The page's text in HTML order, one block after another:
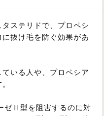
ステリドで、プロペシ
抜け毛を防ぐ効果があ
いる人や、プロペシア
ゼⅡ型を阻害するのに対